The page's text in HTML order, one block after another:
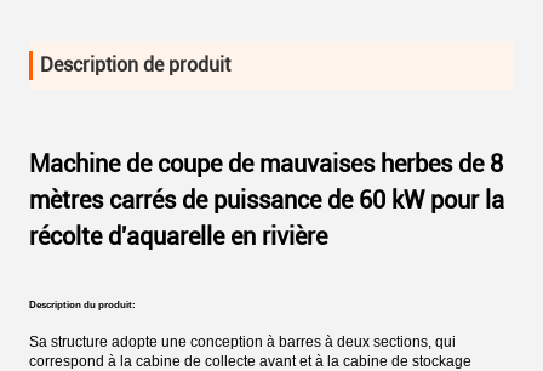
Description de produit
Machine de coupe de mauvaises herbes de 8
mètres carrés de puissance de 60 kW pour la
récolte d'aquarelle en rivière
Description du produit:
Sa structure adopte une conception à barres à deux sections, qui
correspond à la cabine de collecte avant et à la cabine de stockage